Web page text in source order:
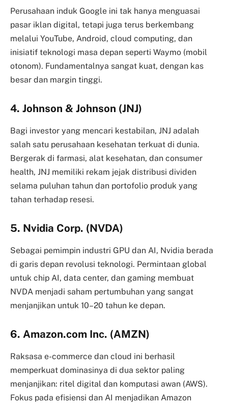
Perusahaan induk Google ini tak hanya menguasai
pasar iklan digital, tetapi juga terus berkembang
melalui YouTube, Android, cloud computing, dan
inisiatif teknologi masa depan seperti Waymo (mobil
otonom). Fundamentalnya sangat kuat, dengan kas
besar dan margin tinggi.
4. Johnson & Johnson (JNJ)
Bagi investor yang mencari kestabilan, JNJ adalah
salah satu perusahaan kesehatan terkuat di dunia.
Bergerak di farmasi, alat kesehatan, dan consumer
health, JNJ memiliki rekam jejak distribusi dividen
selama puluhan tahun dan portofolio produk yang
tahan terhadap resesi.
5. Nvidia Corp. (NVDA)
Sebagai pemimpin industri GPU dan AI, Nvidia berada
di garis depan revolusi teknologi. Permintaan global
untuk chip AI, data center, dan gaming membuat
NVDA menjadi saham pertumbuhan yang sangat
menjanjikan untuk 10–20 tahun ke depan.
6. Amazon.com Inc. (AMZN)
Raksasa e-commerce dan cloud ini berhasil
memperkuat dominasinya di dua sektor paling
menjanjikan: ritel digital dan komputasi awan (AWS).
Fokus pada efisiensi dan AI menjadikan Amazon